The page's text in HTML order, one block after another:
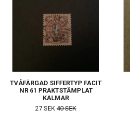
TVÅFÄRGAD SIFFERTYP FACIT
NR 61 PRAKTSTÄMPLAT
KALMAR
27 SEK 40 SEK